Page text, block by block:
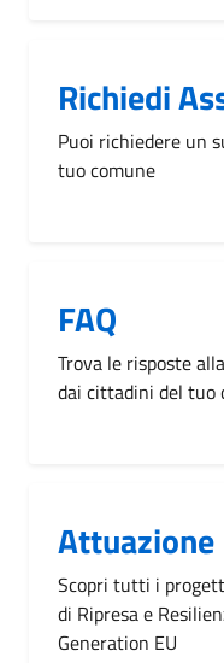
Richiedi
Puoi richiedere un
tuo comune
FAQ
Trova le risposte
dai cittadini del tuo
Scopri tutti i
di Ripresa e
Generation EU